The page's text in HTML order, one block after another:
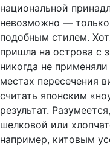
национальной
невозможно —
подобным стилем.
пришла на острова с
никогда не
местах пересечения
считать японским
результат.
шелковой или
например, китовым